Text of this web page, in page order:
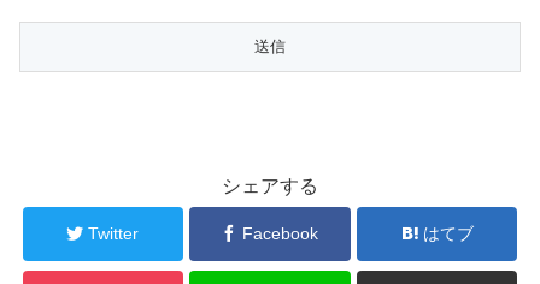
シェアする
Twitter Facebook はてブ